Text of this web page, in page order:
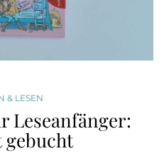
& LESEN
Leseanfänger:
gebucht